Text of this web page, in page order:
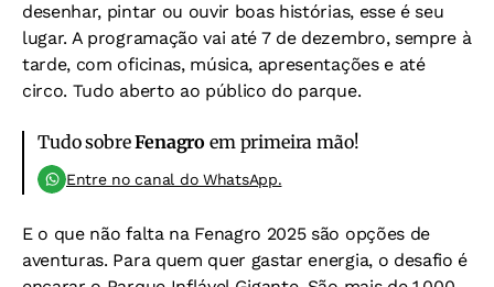
desenhar, pintar ou ouvir boas histórias, esse é seu
lugar. A programação vai até 7 de dezembro, sempre à
tarde, com oficinas, música, apresentações e até
circo. Tudo aberto ao público do parque.
Tudo sobreFenagro em primeira mão!
Entre no canal do WhatsApp.
E o que não falta na Fenagro 2025 são opções de
aventuras. Para quem quer gastar energia, o desafio é